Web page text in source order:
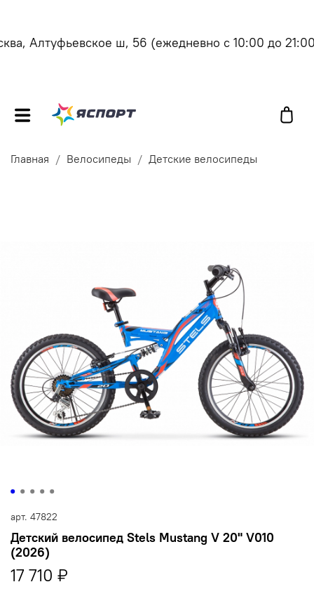
Алтуфьевское ш, 56(ежедневно с 10:00 до 21:00)
Главная Велосипеды Детские велосипеды
арт. 47822
Детский велосипед Stels Mustang V 20" V010
(2026)
17 710 ₽